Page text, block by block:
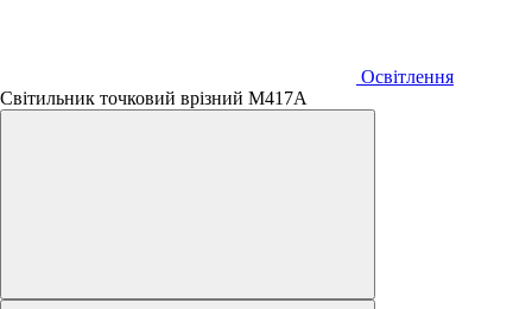
Освітлення
Світильник точковий врізний М417А